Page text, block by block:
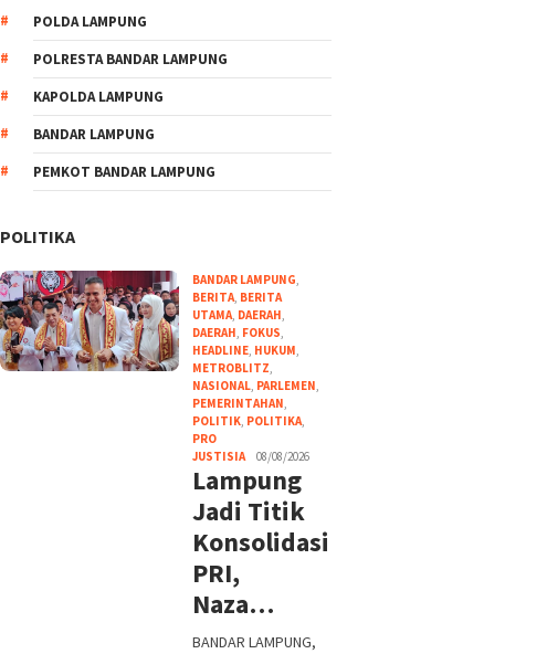
POLDA LAMPUNG
POLRESTA BANDAR LAMPUNG
KAPOLDA LAMPUNG
BANDAR LAMPUNG
PEMKOT BANDAR LAMPUNG
POLITIKA
BANDAR LAMPUNG,
BERITA, BERITA
UTAMA, DAERAH,
DAERAH, FOKUS,
HEADLINE, HUKUM,
METROBLITZ,
NASIONAL, PARLEMEN,
PEMERINTAHAN,
POLITIK, POLITIKA,
PRO
JUSTISIA
08/08/2026
Lampung
Jadi Titik
Konsolidasi
PRI,
Naza…
BANDAR LAMPUNG,